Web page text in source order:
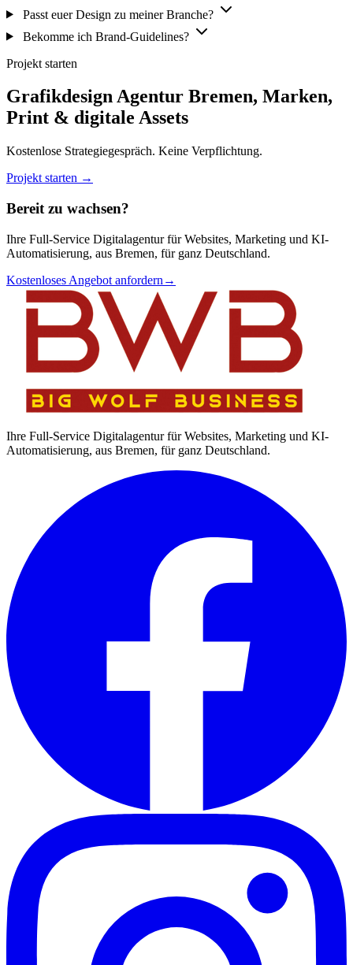
Passt euer Design zu meiner Branche?
Bekomme ich Brand-Guidelines?
Projekt starten
Grafikdesign Agentur Bremen, Marken,
Print & digitale Assets
Kostenlose Strategiegespräch. Keine Verpflichtung.
Projekt starten →
Bereit zu wachsen?
Ihre Full-Service Digitalagentur für Websites, Marketing und KI-
Automatisierung, aus Bremen, für ganz Deutschland.
Kostenloses Angebot anfordern →
Ihre Full-Service Digitalagentur für Websites, Marketing und KI-
Automatisierung, aus Bremen, für ganz Deutschland.